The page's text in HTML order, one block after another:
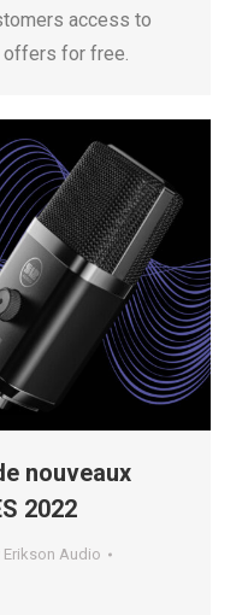
access to
offers for free.
nouveaux
2022
Erikson Audio